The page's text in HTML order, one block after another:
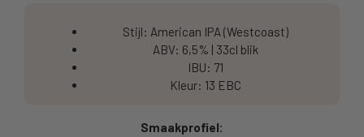
Stijl: American IPA (Westcoast)
ABV: 6,5% | 33cl blik
IBU: 71
Kleur: 13 EBC
Smaakprofiel: